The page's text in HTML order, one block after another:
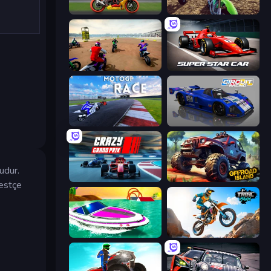
Super Bike The Champion MotoCross Riders
Super MX - The Champion Super Star Car
MotoGP: Motocross Race Circuit Racing
Crazy Grand Prix Offroad Island
Jet Boat Racing Trial Mania